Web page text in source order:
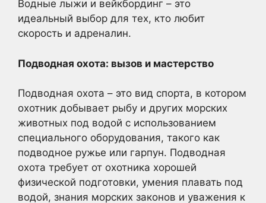
Водные лыжи и вейкбординг – это
идеальный выбор для тех, кто любит
скорость и адреналин.
Подводная охота: вызов и мастерство
Подводная охота – это вид спорта, в котором
охотник добывает рыбу и других морских
животных под водой с использованием
специального оборудования, такого как
подводное ружье или гарпун. Подводная
охота требует от охотника хорошей
физической подготовки, умения плавать под
водой, знания морских законов и уважения к